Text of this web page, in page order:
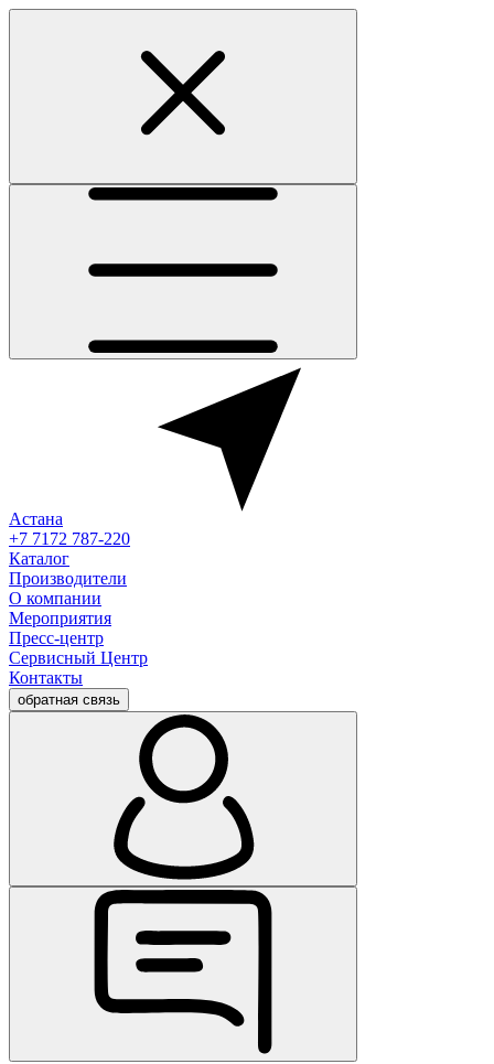
Астана
+7 7172 787-220
Каталог
Производители
О компании
Мероприятия
Пресс-центр
Сервисный Центр
Контакты
обратная связь